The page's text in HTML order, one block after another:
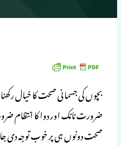
بچوں کی جسمانی صحت کا خیال
ضرورت ٹانک اور دوا کا
صحت دونوں ہی پر خوب توجہ دی